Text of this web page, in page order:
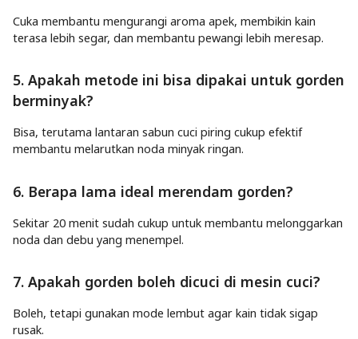
Cuka membantu mengurangi aroma apek, membikin kain
terasa lebih segar, dan membantu pewangi lebih meresap.
5. Apakah metode ini bisa dipakai untuk gorden
berminyak?
Bisa, terutama lantaran sabun cuci piring cukup efektif
membantu melarutkan noda minyak ringan.
6. Berapa lama ideal merendam gorden?
Sekitar 20 menit sudah cukup untuk membantu melonggarkan
noda dan debu yang menempel.
7. Apakah gorden boleh dicuci di mesin cuci?
Boleh, tetapi gunakan mode lembut agar kain tidak sigap
rusak.